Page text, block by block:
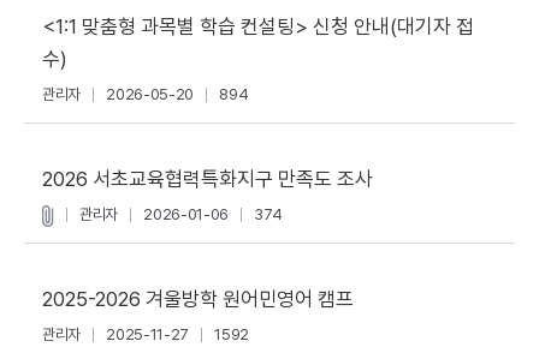
<1:1 맞춤형 과목별 학습 컨설팅> 신청 안내(대기자 접
수)
관리자 2026-05-20 894
2026 서초교육협력특화지구 만족도 조사
관리자 2026-01-06 374
2025-2026 겨울방학 원어민영어 캠프
관리자 2025-11-27 1592